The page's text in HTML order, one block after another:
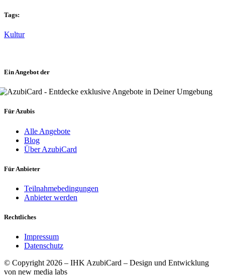
Tags:
Kultur
Ein Angebot der
Für Azubis
Alle Angebote
Blog
Über AzubiCard
Für Anbieter
Teilnahmebedingungen
Anbieter werden
Rechtliches
Impressum
Datenschutz
© Copyright 2026 – IHK AzubiCard – Design und Entwicklung
von new media labs